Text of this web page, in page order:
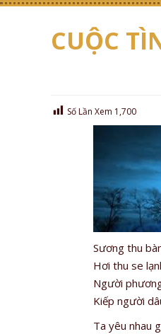
CUỘC
Số Lần Xem 1,700
Sương thu
Hơi thu se
Người
Kiếp người
Ta yêu nhau